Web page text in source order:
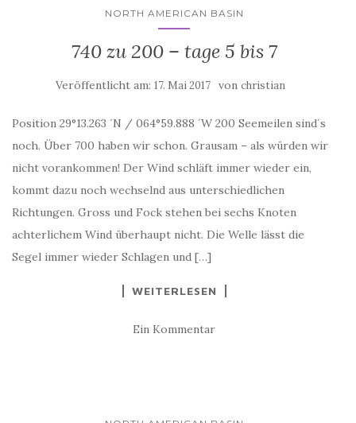
NORTH AMERICAN BASIN
740 zu 200 – tage 5 bis 7
Veröffentlicht am: 17. Mai 2017 von christian
Position 29°13.263 ´N / 064°59.888 ´W 200 Seemeilen sind´s
noch. Über 700 haben wir schon. Grausam – als würden wir
nicht vorankommen! Der Wind schläft immer wieder ein,
kommt dazu noch wechselnd aus unterschiedlichen
Richtungen. Gross und Fock stehen bei sechs Knoten
achterlichem Wind überhaupt nicht. Die Welle lässt die
Segel immer wieder Schlagen und […]
WEITERLESEN
Ein Kommentar